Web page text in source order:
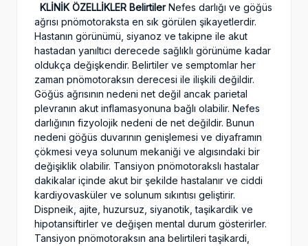
KLİNİK ÖZELLİKLER BelirtilerNefes darlığı ve göğüs
ağrısı pnömotoraksta en sık görülen şikayetlerdir.
Hastanın görünümü, siyanoz ve takipne ile akut
hastadan yanıltıcı derecede sağlıklı görünüme kadar
oldukça değişkendir. Belirtiler ve semptomlar her
zaman pnömotoraksın derecesi ile ilişkili değildir.
Göğüs ağrısının nedeni net değil ancak parietal
plevranın akut inflamasyonuna bağlı olabilir. Nefes
darlığının fizyolojik nedeni de net değildir. Bunun
nedeni göğüs duvarının genişlemesi ve diyaframın
çökmesi veya solunum mekaniği ve algısındaki bir
değişiklik olabilir. Tansiyon pnömotorakslı hastalar
dakikalar içinde akut bir şekilde hastalanır ve ciddi
kardiyovasküler ve solunum sıkıntısı geliştirir.
Dispneik, ajite, huzursuz, siyanotik, taşikardik ve
hipotansiftirler ve değişen mental durum gösterirler.
Tansiyon pnömotoraksın ana belirtileri taşikardi,